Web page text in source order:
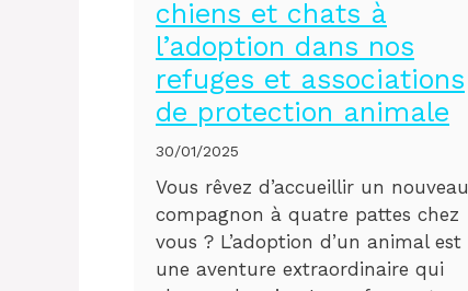
chiens et chats à
l’adoption dans nos
refuges et associations
de protection animale
30/01/2025
Vous rêvez d’accueillir un nouveau
compagnon à quatre pattes chez
vous ? L’adoption d’un animal est
une aventure extraordinaire qui